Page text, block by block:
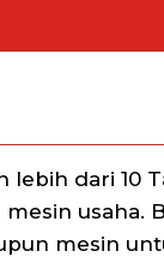
lebih dari 10
usaha.
mesin